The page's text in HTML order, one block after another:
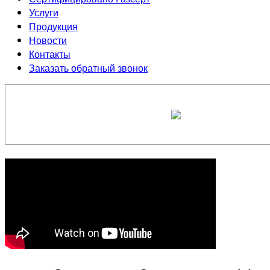
Услуги
Продукция
Новости
Контакты
Заказать обратный звонок